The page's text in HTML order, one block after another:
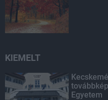
KIEMELT
Egyetem